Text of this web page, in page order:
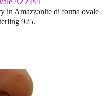
in Amazzonite di forma ovale
925.